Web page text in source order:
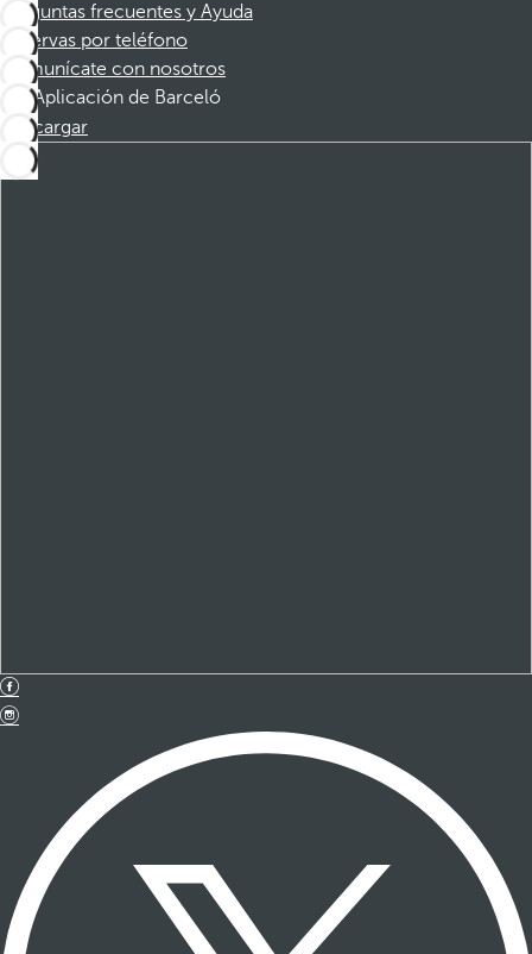
Preguntas frecuentes y Ayuda
Reservas por teléfono
Comunícate con nosotros
Aplicación de Barceló
Descargar